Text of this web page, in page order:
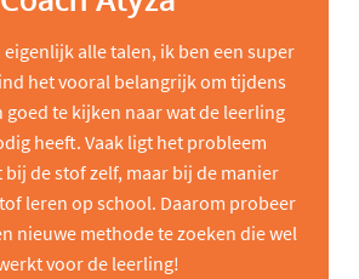
eigenlijk alle talen, ik ben een super
het vooral belangrijk om tijdens
goed te kijken naar wat de leerling
heeft. Vaak ligt het probleem
de stof zelf, maar bij de manier
leren op school. Daarom probeer
nieuwe methode te zoeken die wel
voor de leerling!